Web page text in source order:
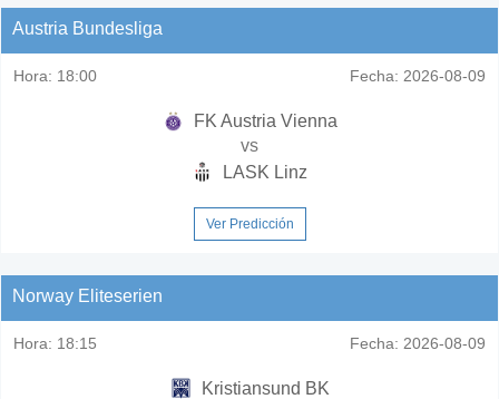
Austria Bundesliga
Hora: 18:00 Fecha: 2026-08-09
FK Austria Vienna
vs
LASK Linz
Ver Predicción
Norway Eliteserien
Hora: 18:15 Fecha: 2026-08-09
Kristiansund BK